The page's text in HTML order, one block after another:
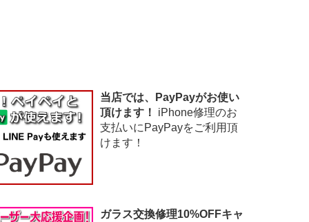
当店では、PayPayがお使い
頂けます！ iPhone修理のお
支払いにPayPayをご利用頂
けます！
ガラス交換修理10%OFFキャ